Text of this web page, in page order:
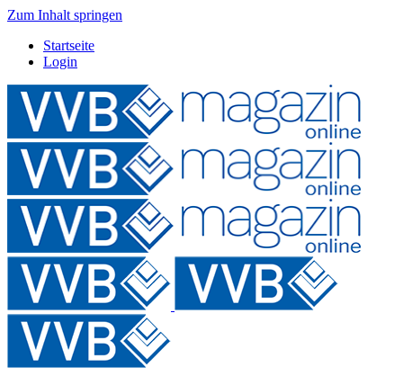
Zum Inhalt springen
Startseite
Login